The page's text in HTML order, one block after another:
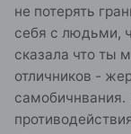
зависела.
окружение
меня....
тяготит. Но
окружения
питания",
это правда.
не потерять
себя с людьми,
сказала что ты
отличников -